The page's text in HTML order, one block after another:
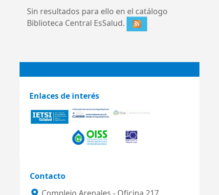
Sin resultados para ello en el catálogo
Biblioteca Central EsSalud.
Enlaces de interés
Contacto